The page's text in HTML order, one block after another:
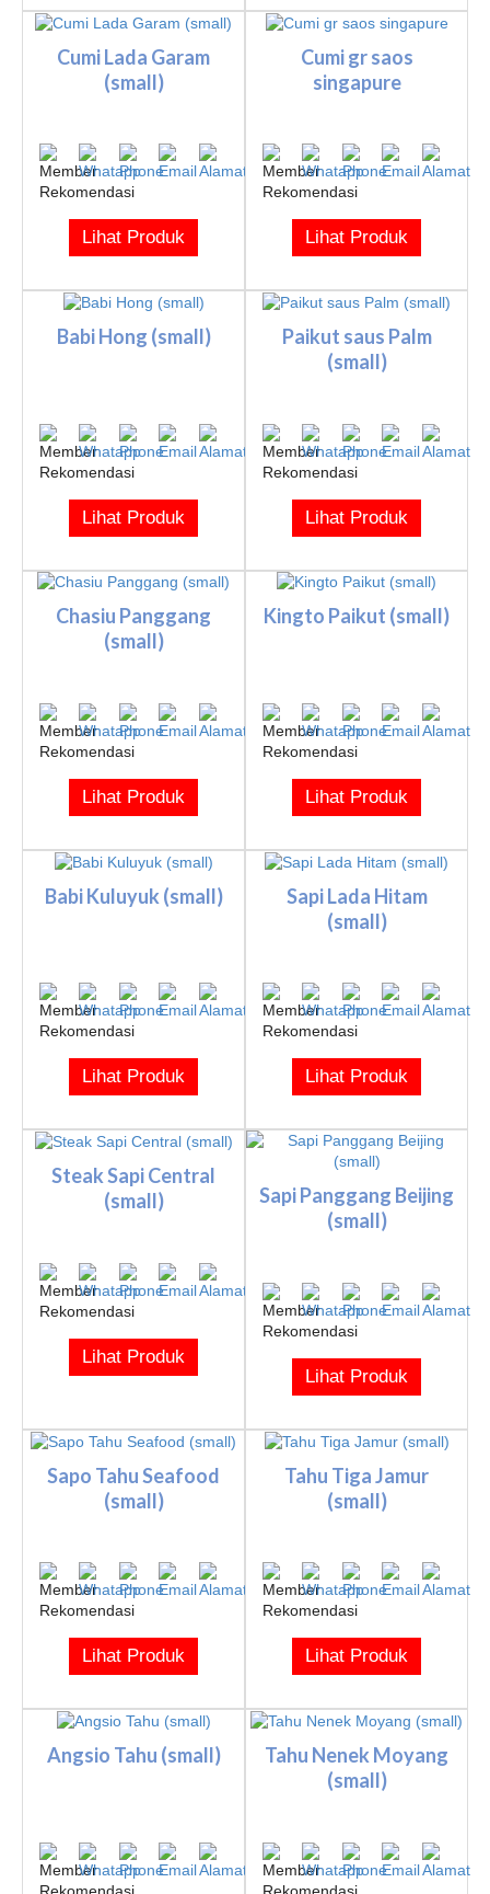
Cumi Lada Garam
(small)
Lihat Produk
Cumi gr saos
singapure
Lihat Produk
Babi Hong (small)
Lihat Produk
Paikut saus Palm
(small)
Lihat Produk
Chasiu Panggang
(small)
Lihat Produk
Kingto Paikut (small)
Lihat Produk
Babi Kuluyuk (small)
Lihat Produk
Sapi Lada Hitam
(small)
Lihat Produk
Steak Sapi Central
(small)
Lihat Produk
Sapi Panggang Beijing
(small)
Lihat Produk
Sapo Tahu Seafood
(small)
Lihat Produk
Tahu Tiga Jamur
(small)
Lihat Produk
Angsio Tahu (small)
Tahu Nenek Moyang
(small)